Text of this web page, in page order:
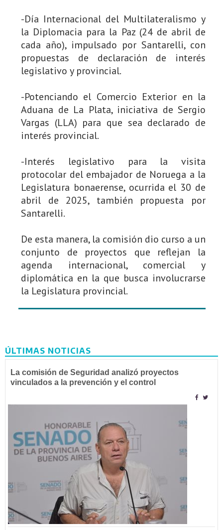
-Día Internacional del Multilateralismo y
la Diplomacia para la Paz (24 de abril de
cada año), impulsado por Santarelli, con
propuestas de declaración de interés
legislativo y provincial.
-Potenciando el Comercio Exterior en la
Aduana de La Plata, iniciativa de Sergio
Vargas (LLA) para que sea declarado de
interés provincial.
-Interés legislativo para la visita
protocolar del embajador de Noruega a la
Legislatura bonaerense, ocurrida el 30 de
abril de 2025, también propuesta por
Santarelli.
De esta manera, la comisión dio curso a un
conjunto de proyectos que reflejan la
agenda internacional, comercial y
diplomática en la que busca involucrarse
la Legislatura provincial.
ÚLTIMAS NOTICIAS
La comisión de Seguridad analizó proyectos
vinculados a la prevención y el control